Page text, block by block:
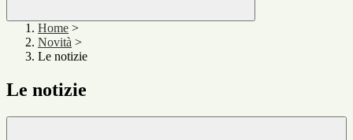
Home >
Novità >
Le notizie
Le notizie